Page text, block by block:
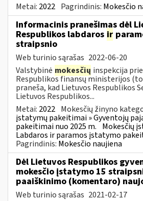
Metai: 2022 Pagrindinis: Mokesčio
Informacinis pranešimas dėl
Respublikos labdaros ir
straipsnio
Web turinio sąrašas 2022-06-20
Valstybinė mokesčių inspekcija
Respublikos finansų ministerijos
praneša, kad Lietuvos Respublikos
Lietuvos Respublikos...
Metai: 2022 Mokesčių žinyno
įstatymų pakeitimai » Gyventojų
pakeitimai nuo 2025 m. Mokesčių
Labdaros ir paramos įstatymo
Pagrindinis: Mokesčio naujiena
Dėl Lietuvos Respublikos
mokesčio įstatymo 15
paaiškinimo (komentaro)
Web turinio sąrašas 2021-02-17